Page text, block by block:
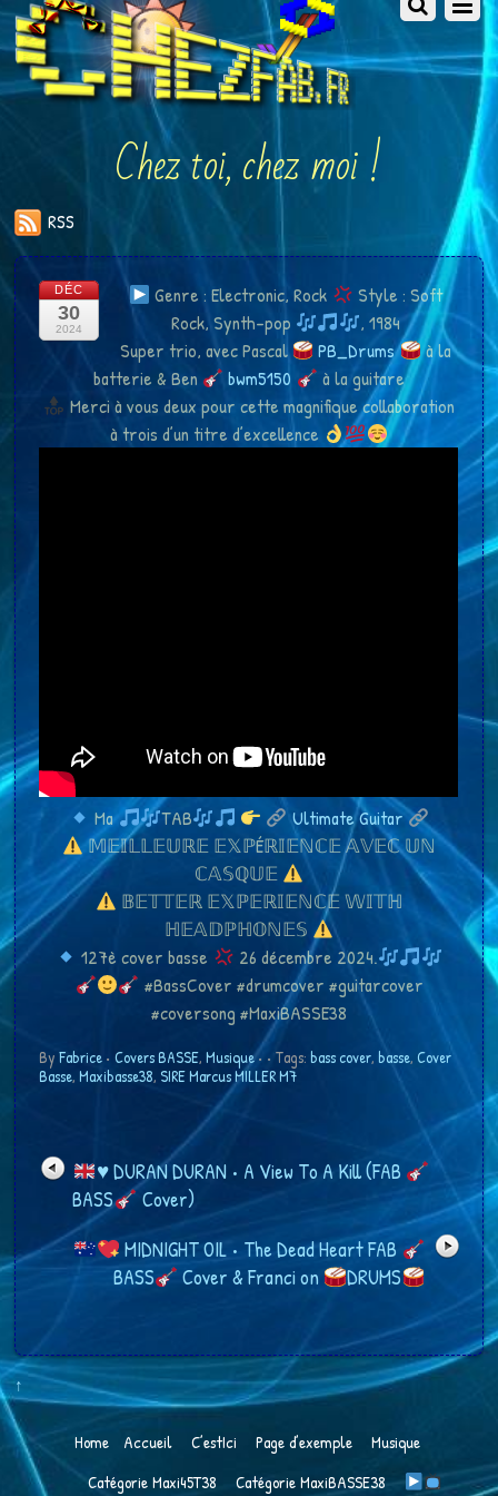
Chez toi, chez moi !
RSS
DÉC
30
2024
Genre : Electronic, Rock
Style : Soft
Rock, Synth-pop
, 1984
Super trio, avec Pascal
​ PB_Drums
à la
batterie & Ben
bwm5150
à la guitare
Merci à vous deux pour cette magnifique collaboration
à trois d’un titre d’excellence
Ma TAB
Ultimate Guitar
𝕄𝔼𝕀𝕃𝕃𝔼𝕌ℝ𝔼 𝔼𝕏ℙÉℝ𝕀𝔼ℕℂ𝔼 𝔸𝕍𝔼ℂ 𝕌ℕ
ℂ𝔸𝕊ℚ𝕌𝔼
𝔹𝔼𝕋𝕋𝔼ℝ 𝔼𝕏ℙ𝔼ℝ𝕀𝔼ℕℂ𝔼 𝕎𝕀𝕋ℍ
ℍ𝔼𝔸𝔻ℙℍ𝕆ℕ𝔼𝕊
127è cover basse
26 décembre 2024.
#BassCover #drumcover #guitarcover
#coversong #MaxiBASSE38
ByFabrice • Covers BASSE,Musique• • Tags:bass cover,basse, Cover
Basse,Maxibasse38, SIRE Marcus MILLER M7
♥️DURAN DURAN • A View To A Kill (FAB
BASS
Cover)
MIDNIGHT OIL • The Dead Heart FAB
BASS
Cover & Franci​ on DRUMS
↑
Home Accueil C’estIci Page d’exemple
Musique
Catégorie Maxi45T38
Catégorie MaxiBASSE38